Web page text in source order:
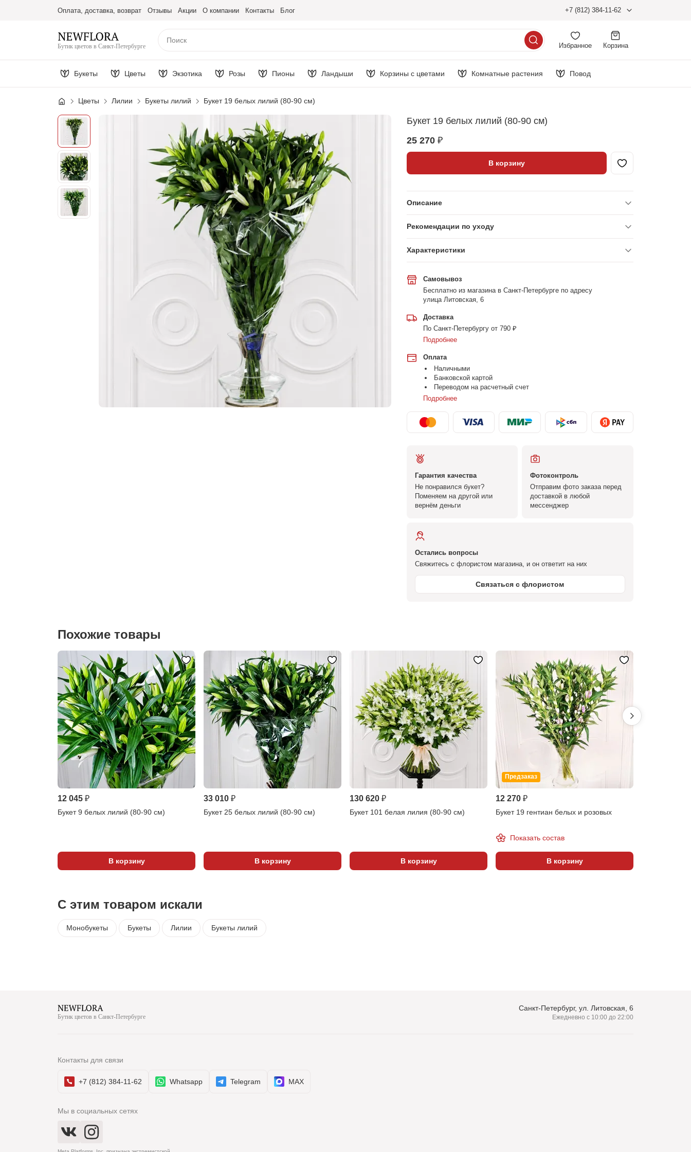
Оплата, доставка, возврат Отзывы Акции О компании Контакты Блог +7 (812) 384-11-62
Бутик цветов в Санкт-Петербурге Избранное Корзина
Букеты Цветы Экзотика Розы Пионы Ландыши Корзины с цветами Комнатные растения Повод
Цветы Лилии Букеты лилий Букет 19 белых лилий (80-90 см)
Букет 19 белых лилий (80-90 см)
25 270 ₽
В корзину
Описание
Рекомендации по уходу
Характеристики
Самовывоз
Бесплатно из магазина в Санкт-Петербурге по адресу
улица Литовская, 6
Доставка
По Санкт-Петербургу от 790 ₽
Подробнее
Оплата
Наличными
Банковской картой
Переводом на расчетный счет
Подробнее
Гарантия качества
Не понравился букет?
Поменяем на другой или
вернём деньги
Фотоконтроль
Отправим фото заказа перед
доставкой в любой
мессенджер
Остались вопросы
Свяжитесь с флористом магазина, и он ответит на них
Связаться с флористом
Похожие товары
12 045 ₽
Букет 9 белых лилий (80-90 см)
В корзину
33 010 ₽
Букет 25 белых лилий (80-90 см)
В корзину
130 620 ₽
Букет 101 белая лилия (80-90 см)
В корзину
Предзаказ
12 270 ₽
Букет 19 гентиан белых и розовых
Показать состав
В корзину
С этим товаром искали
Монобукеты Букеты Лилии Букеты лилий
Бутик цветов в Санкт-Петербурге
Санкт-Петербург, ул. Литовская, 6
Ежедневно с 10:00 до 22:00
Контакты для связи
+7 (812) 384-11-62 Whatsapp Telegram MAX
Мы в социальных сетях